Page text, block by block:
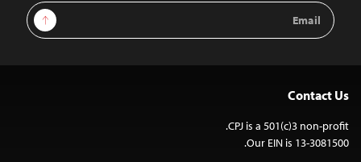
Email
Address
Sign Up
Contact Us
CPJ is a 501(c)3 non-profit.
Our EIN is 13-3081500.